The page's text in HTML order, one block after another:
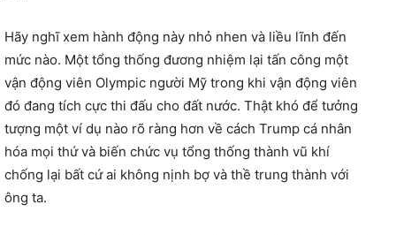
Hãy nghĩ xem hành động này nhỏ nhen và liều lĩnh đến
mức nào. Một tổng thống đương nhiệm lại tấn công một
vận động viên Olympic người Mỹ trong khi vận động viên
đó đang tích cực thi đấu cho đất nước. Thật khó để tưởng
tượng một ví dụ nào rõ ràng hơn về cách Trump cá nhân
hóa mọi thứ và biến chức vụ tổng thống thành vũ khí
chống lại bất cứ ai không nịnh bợ và thề trung thành với
ông ta.